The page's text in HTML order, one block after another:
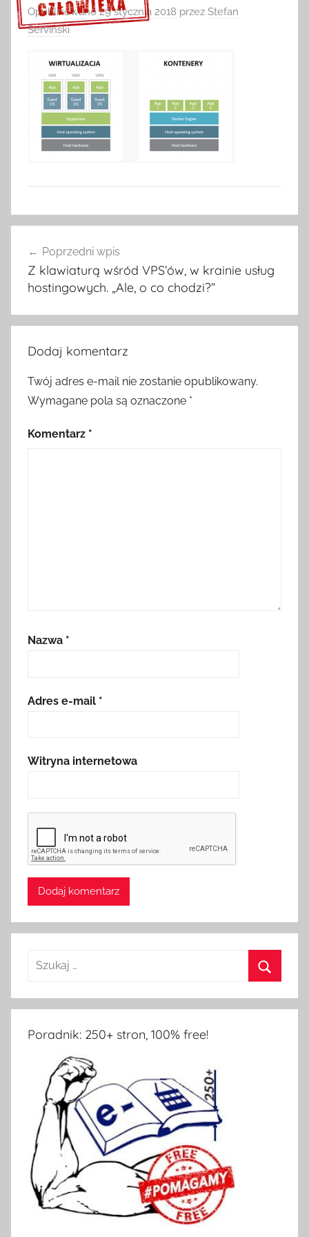
Opublikowano29 stycznia 2018 przez Stefan
Serviński
wpisu
Poprzedni wpis
Z klawiaturą wśród VPS’ów, w krainie usług
hostingowych. „Ale, o co chodzi?”
Dodaj komentarz
Twój adres e-mail nie zostanie opublikowany.
Wymagane pola są oznaczone *
Komentarz *
Nazwa *
Adres e-mail *
Witryna internetowa
Poradnik: 250+ stron, 100% free!